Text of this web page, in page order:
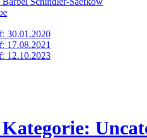
30.01.2020
17.08.2021
12.10.2023